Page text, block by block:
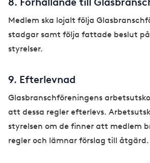
Medlem ska lojalt följa
stadgar samt följa fattade beslut
styrelser.
9. Efterlevnad
Glasbranschföreningens
att dessa regler efterlevs.
styrelsen om de finner att medlem
regler och lämnar förslag till åtgärd.